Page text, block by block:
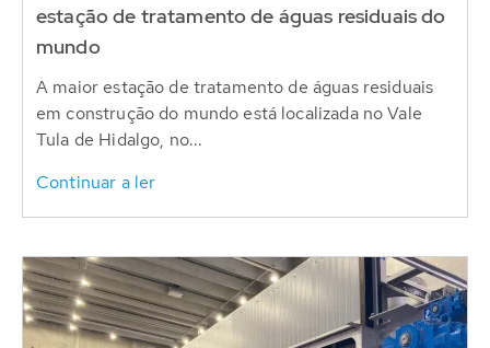
estação de tratamento de águas residuais do
mundo
A maior estação de tratamento de águas residuais
em construção do mundo está localizada no Vale
Tula de Hidalgo, no...
Continuar a ler